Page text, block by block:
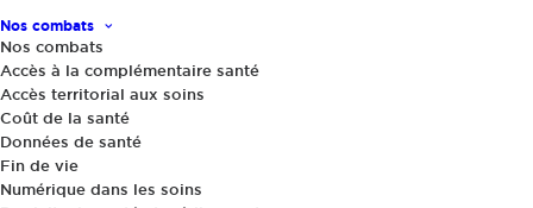
Nos combats
Nos combats
Accès à la complémentaire santé
Accès territorial aux soins
Coût de la santé
Données de santé
Fin de vie
Numérique dans les soins
Santé : un 3e mandat pour faire front